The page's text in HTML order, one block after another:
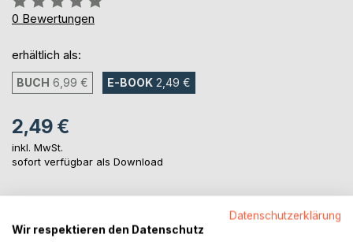
0%
0 Bewertungen
erhältlich als:
BUCH 6,99 € E-BOOK 2,49 €
2,49 €
inkl. MwSt.
sofort verfügbar als Download
Datenschutzerklärung
Wir respektieren den Datenschutz